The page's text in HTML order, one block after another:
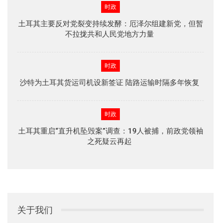
时政
土耳其主要反对党裂变持续发酵：厄泽尔组建新党，但暂
不拉拢共和人民党地方力量
时政
沙特为土耳其货运司机设新签证 陆路运输时隔多年恢复
时政
土耳其重启“直升机坠毁案”调查：19人被捕，前政党领袖
之死疑云再起
关于我们